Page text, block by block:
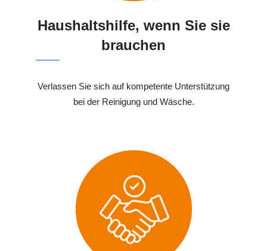
Haushaltshilfe, wenn Sie sie
brauchen
Verlassen Sie sich auf kompetente Unterstützung
bei der Reinigung und Wäsche.